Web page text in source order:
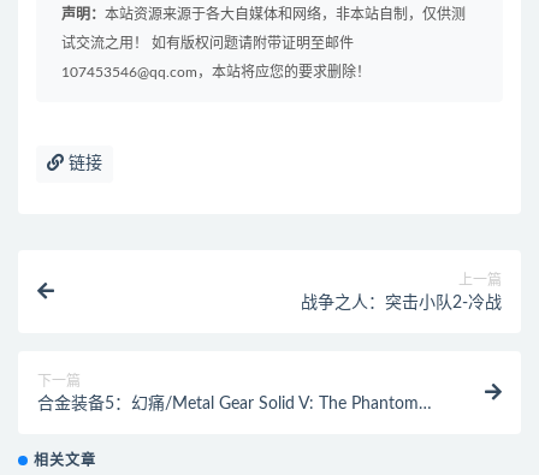
声明： 本站资源来源于各大自媒体和网络，非本站自制，仅供测
试交流之用！ 如有版权问题请附带证明至邮件
107453546@qq.com，本站将应您的要求删除！
链接
上一篇
战争之人：突击小队2-冷战
下一篇
合金装备5：幻痛/Metal Gear Solid V: The Phantom
相关文章